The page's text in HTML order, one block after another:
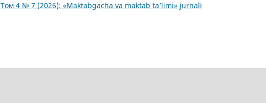
Том 4 № 7 (2026): «Maktabgacha va maktab ta’limi» jurnali